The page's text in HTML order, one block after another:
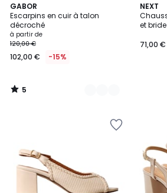
GABOR
Escarpins en cuir à talon
décroché
à partir de
120,00 €
102,00 € -15%
5
/
5
6
Couleurs
5
/
NEXT
et
71,00 €
2